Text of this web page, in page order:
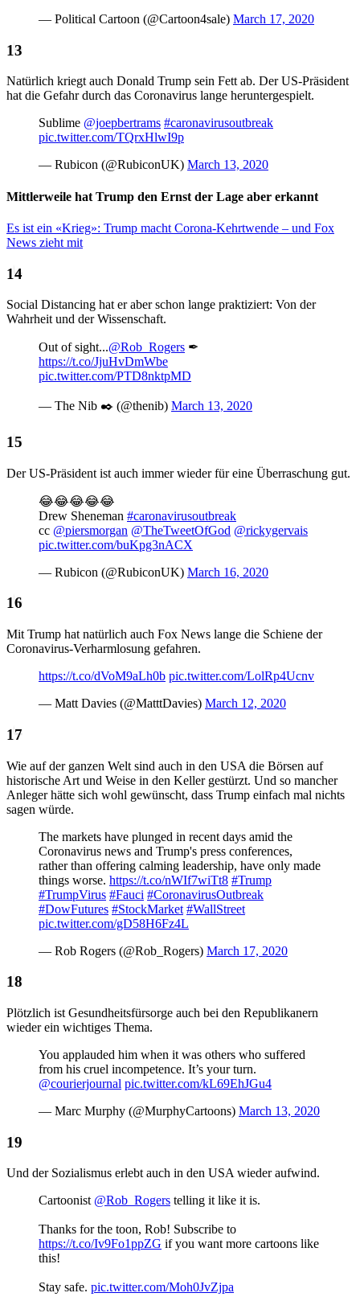
— Political Cartoon (@Cartoon4sale) March 17, 2020
Natürlich kriegt auch Donald Trump sein Fett ab. Der US-Präsident
hat die Gefahr durch das Coronavirus lange heruntergespielt.
Sublime @joepbertrams #caronavirusoutbreak
pic.twitter.com/TQrxHlwI9p
— Rubicon (@RubiconUK) March 13, 2020
Mittlerweile hat Trump den Ernst der Lage aber erkannt
Es ist ein «Krieg»: Trump macht Corona-Kehrtwende – und Fox
News zieht mit
Social Distancing hat er aber schon lange praktiziert: Von der
Wahrheit und der Wissenschaft.
Out of sight...@Rob_Rogers ✒
https://t.co/JjuHvDmWbe
pic.twitter.com/PTD8nktpMD
— The Nib ✒️ (@thenib) March 13, 2020
Der US-Präsident ist auch immer wieder für eine Überraschung gut.
😂😂😂😂😂
Drew Sheneman #caronavirusoutbreak
cc @piersmorgan @TheTweetOfGod @rickygervais
pic.twitter.com/buKpg3nACX
— Rubicon (@RubiconUK) March 16, 2020
Mit Trump hat natürlich auch Fox News lange die Schiene der
Coronavirus-Verharmlosung gefahren.
https://t.co/dVoM9aLh0b pic.twitter.com/LolRp4Ucnv
— Matt Davies (@MatttDavies) March 12, 2020
Wie auf der ganzen Welt sind auch in den USA die Börsen auf
historische Art und Weise in den Keller gestürzt. Und so mancher
Anleger hätte sich wohl gewünscht, dass Trump einfach mal nichts
sagen würde.
The markets have plunged in recent days amid the
Coronavirus news and Trump's press conferences,
rather than offering calming leadership, have only made
things worse. https://t.co/nWIf7wiTt8 #Trump
#TrumpVirus #Fauci #CoronavirusOutbreak
#DowFutures #StockMarket #WallStreet
pic.twitter.com/gD58H6Fz4L
— Rob Rogers (@Rob_Rogers) March 17, 2020
Plötzlich ist Gesundheitsfürsorge auch bei den Republikanern
wieder ein wichtiges Thema.
You applauded him when it was others who suffered
from his cruel incompetence. It’s your turn.
@courierjournal pic.twitter.com/kL69EhJGu4
— Marc Murphy (@MurphyCartoons) March 13, 2020
Und der Sozialismus erlebt auch in den USA wieder aufwind.
Cartoonist @Rob_Rogers telling it like it is.
Thanks for the toon, Rob! Subscribe to
https://t.co/Iv9Fo1ppZG if you want more cartoons like
this!
Stay safe. pic.twitter.com/Moh0JvZjpa